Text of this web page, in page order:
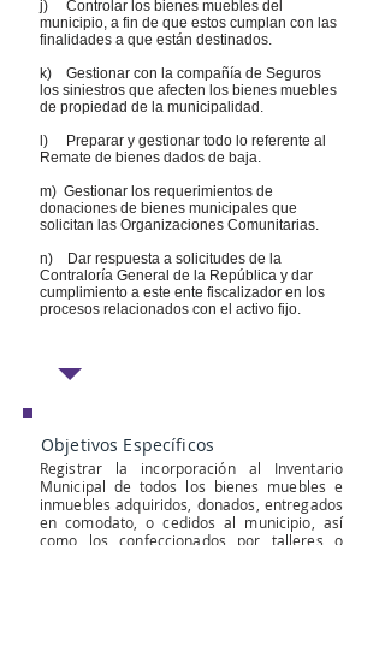
j) Controlar los bienes muebles del
municipio, a fin de que estos cumplan con las
finalidades a que están destinados.
k) Gestionar con la compañía de Seguros
los siniestros que afecten los bienes muebles
de propiedad de la municipalidad.
l) Preparar y gestionar todo lo referente al
Remate de bienes dados de baja.
m) Gestionar los requerimientos de
donaciones de bienes municipales que
solicitan las Organizaciones Comunitarias.
n) Dar respuesta a solicitudes de la
Contraloría General de la República y dar
cumplimiento a este ente fiscalizador en los
procesos relacionados con el activo fijo.
Registrar la incorporación al Inventario
Municipal de todos los bienes muebles e
inmuebles adquiridos, donados, entregados
en comodato, o cedidos al municipio, así
como los confeccionados por talleres o
Objetivos Específicos